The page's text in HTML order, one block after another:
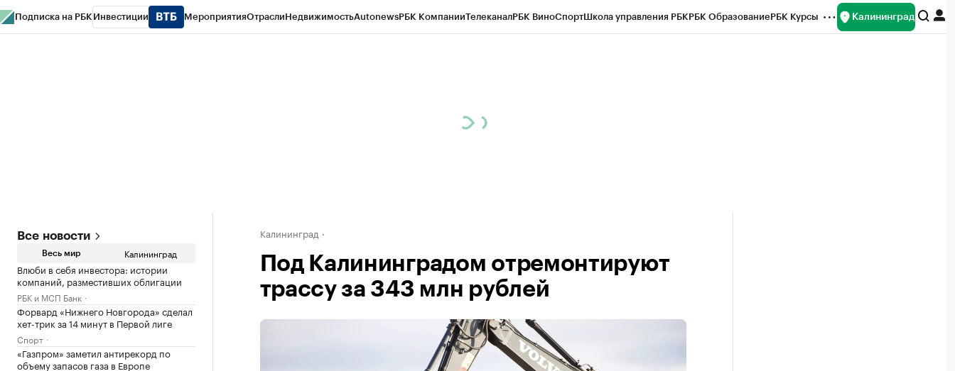
Подписка на РБК Инвестиции МероприятияОтраслиНедвижимостьAutonewsРБК КомпанииТелеканалРБК ВиноСпортШкола управления РБКРБК ОбразованиеРБК Курсы Калининград
Все новости
Весь мир Калининград
Влюби в себя инвестора: истории
компаний, разместивших облигации
РБК и МСП Банк
Форвард «Нижнего Новгорода» сделал
хет-трик за 14 минут в Первой лиге
Спорт
«Газпром» заметил антирекорд по
объему запасов газа в Европе
Калининград
Под Калининградом отремонтируют
трассу за 343 млн рублей